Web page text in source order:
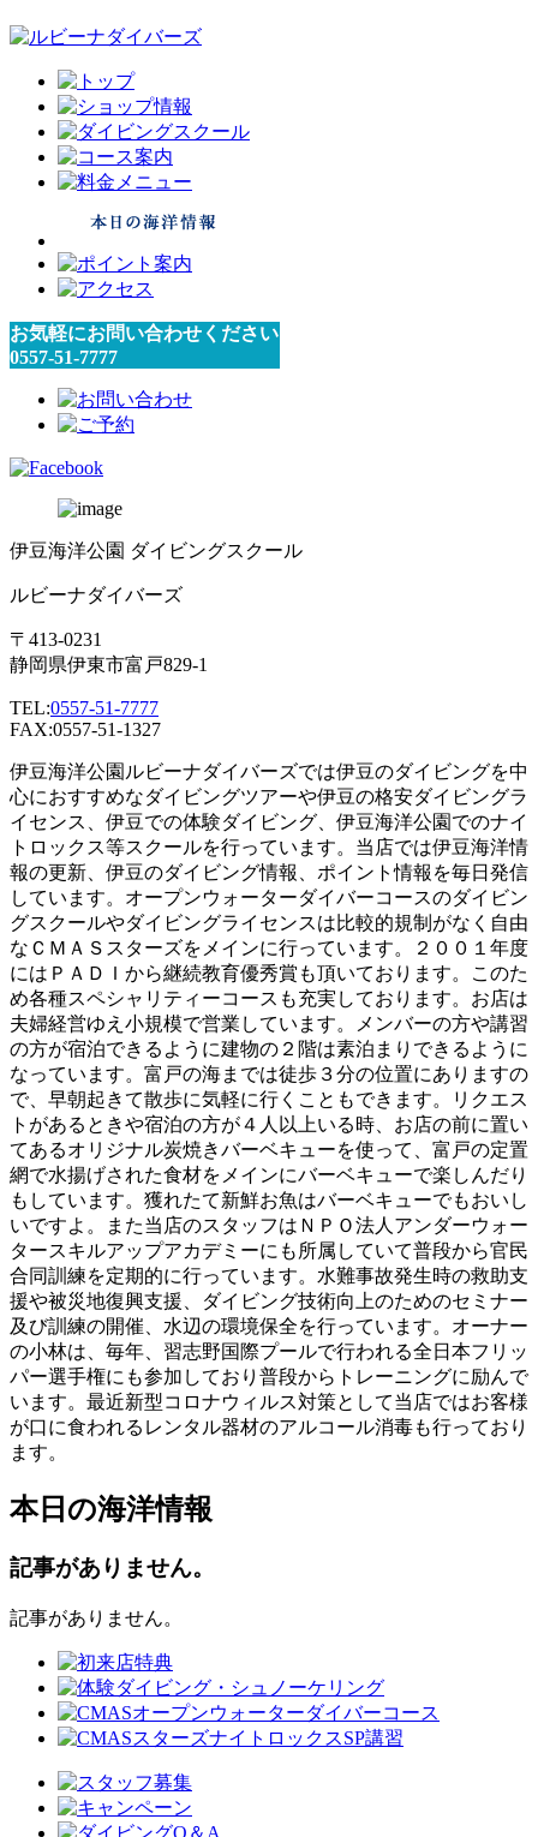
お気軽にお問い合わせください
0557-51-7777
伊豆海洋公園 ダイビングスクール
ルビーナダイバーズ
〒413-0231
静岡県伊東市富戸829-1
TEL:0557-51-7777
FAX:0557-51-1327
伊豆海洋公園ルビーナダイバーズでは伊豆のダイビングを中
心におすすめなダイビングツアーや伊豆の格安ダイビングラ
イセンス、伊豆での体験ダイビング、伊豆海洋公園でのナイ
トロックス等スクールを行っています。当店では伊豆海洋情
報の更新、伊豆のダイビング情報、ポイント情報を毎日発信
しています。オープンウォーターダイバーコースのダイビン
グスクールやダイビングライセンスは比較的規制がなく自由
なＣＭＡＳスターズをメインに行っています。２００１年度
にはＰＡＤＩから継続教育優秀賞も頂いております。このた
め各種スペシャリティーコースも充実しております。お店は
夫婦経営ゆえ小規模で営業しています。メンバーの方や講習
の方が宿泊できるように建物の２階は素泊まりできるように
なっています。富戸の海までは徒歩３分の位置にありますの
で、早朝起きて散歩に気軽に行くこともできます。リクエス
トがあるときや宿泊の方が４人以上いる時、お店の前に置い
てあるオリジナル炭焼きバーベキューを使って、富戸の定置
網で水揚げされた食材をメインにバーベキューで楽しんだり
もしています。獲れたて新鮮お魚はバーベキューでもおいし
いですよ。また当店のスタッフはＮＰＯ法人アンダーウォー
タースキルアップアカデミーにも所属していて普段から官民
合同訓練を定期的に行っています。水難事故発生時の救助支
援や被災地復興支援、ダイビング技術向上のためのセミナー
及び訓練の開催、水辺の環境保全を行っています。オーナー
の小林は、毎年、習志野国際プールで行われる全日本フリッ
パー選手権にも参加しており普段からトレーニングに励んで
います。最近新型コロナウィルス対策として当店ではお客様
が口に食われるレンタル器材のアルコール消毒も行っており
ます。
本日の海洋情報
記事がありません。
記事がありません。